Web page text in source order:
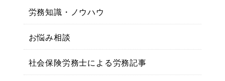
労務知識・ノウハウ
お悩み相談
社会保険労務士による労務記事